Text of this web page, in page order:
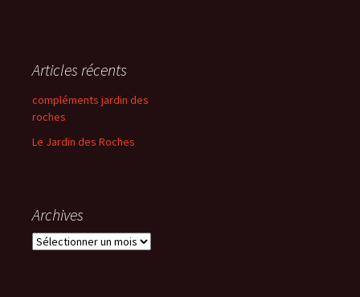
Articles récents
compléments jardin des
roches
Le Jardin des Roches
Archives
Archives